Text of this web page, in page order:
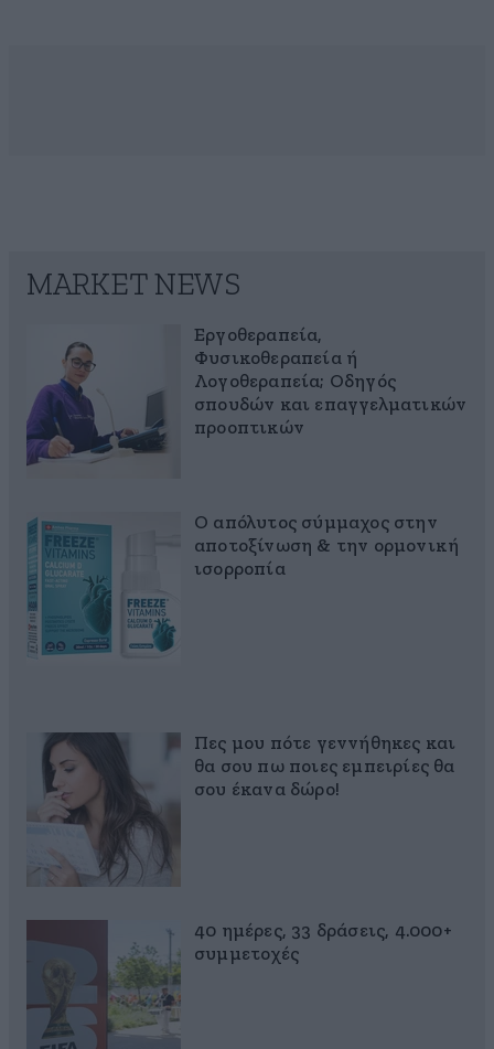
MARKET NEWS
Εργοθεραπεία,
Φυσικοθεραπεία ή
Λογοθεραπεία; Οδηγός
σπουδών και επαγγελματικών
προοπτικών
Ο απόλυτος σύμμαχος στην
αποτοξίνωση & την ορμονική
ισορροπία
Πες μου πότε γεννήθηκες και
θα σου πω ποιες εμπειρίες θα
σου έκανα δώρο!
40 ημέρες, 33 δράσεις, 4.000+
συμμετοχές